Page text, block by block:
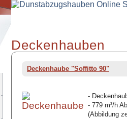
Deckenhauben
Deckenhaube "Soffitto 90"
-
- 779 m³/h
(Abbildung